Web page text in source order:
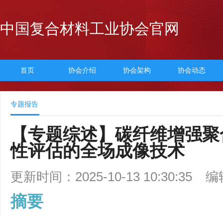
中国复合材料工业协会官网
首页 协会介绍 协会架构 协会动态
专题报告
【专题综述】碳纤维增强
性评估的全场成像技术
更新时间：2025-10-13 10:30:35 编
摘要